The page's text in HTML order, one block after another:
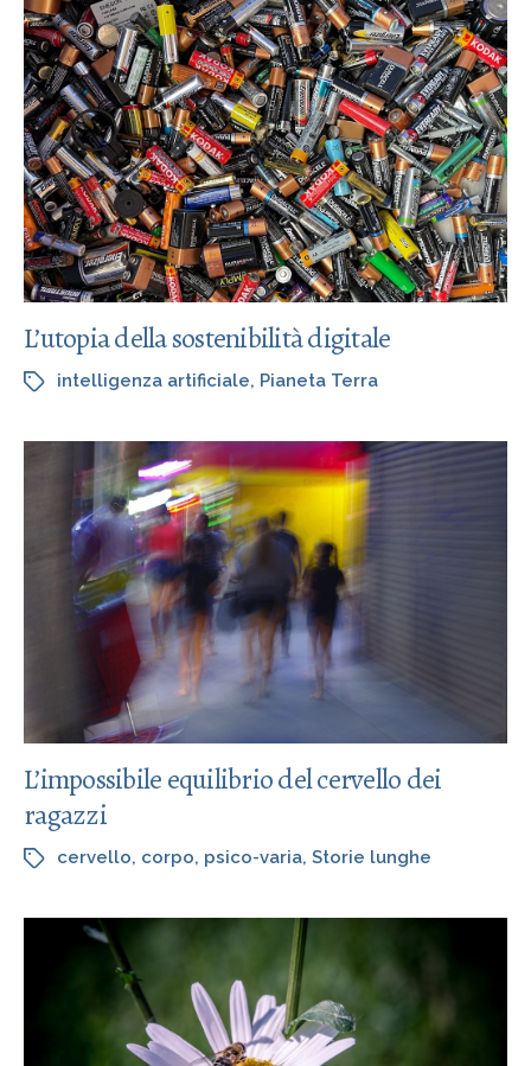
L’utopia della sostenibilità digitale
intelligenza artificiale, Pianeta Terra
L’impossibile equilibrio del cervello dei
ragazzi
cervello, corpo, psico-varia, Storie lunghe